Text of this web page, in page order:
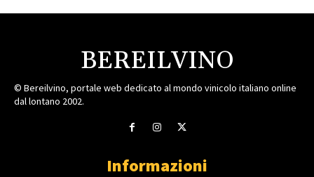
BEREILVINO
© Bereilvino, portale web dedicato al mondo vinicolo italiano online
dal lontano 2002.
Informazioni